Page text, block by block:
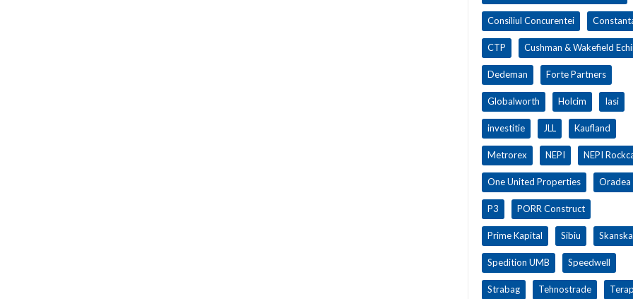
Consiliul Concurentei
CTP Cushman & Wakefield
Dedeman Forte Partners
Globalworth Holcim Iasi
investitie JLL Kaufland
Metrorex NEPI NEPI
One United Properties Oradea
P3 PORR Construct
Prime Kapital Sibiu Skanska
Spedition UMB Speedwell
Strabag Tehnostrade